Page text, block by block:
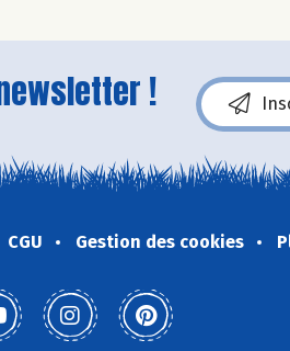
!
CGU Gestion des cookies